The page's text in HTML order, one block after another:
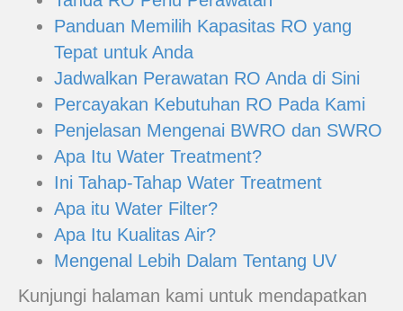
Panduan Memilih Kapasitas RO yang
Tepat untuk Anda
Jadwalkan Perawatan RO Anda di Sini
Percayakan Kebutuhan RO Pada Kami
Penjelasan Mengenai BWRO dan SWRO
Apa Itu Water Treatment?
Ini Tahap-Tahap Water Treatment
Apa itu Water Filter?
Apa Itu Kualitas Air?
Mengenal Lebih Dalam Tentang UV
Kunjungi halaman kami untuk mendapatkan